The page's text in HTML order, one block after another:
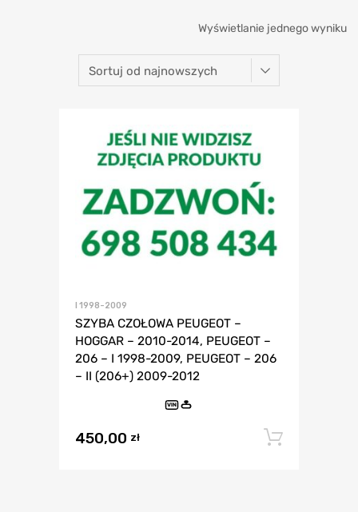
Wyświetlanie jednego wyniku
I 1998-2009
SZYBA CZOŁOWA PEUGEOT –
HOGGAR – 2010-2014, PEUGEOT –
206 – I 1998-2009, PEUGEOT – 206
– II (206+) 2009-2012
VIN
450,00 zł